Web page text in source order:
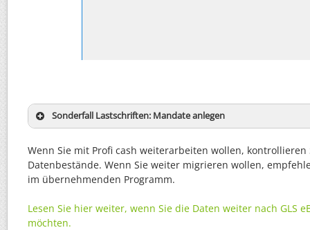
Sonderfall Lastschriften: Mandate anlegen
Wenn Sie mit Profi cash weiterarbeiten wollen, kontrollieren
Datenbestände. Wenn Sie weiter migrieren wollen,
im übernehmenden Programm.
Lesen Sie hier weiter, wenn Sie die Daten weiter nach GLS
möchten.